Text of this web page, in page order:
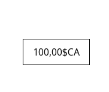
100,00$CA